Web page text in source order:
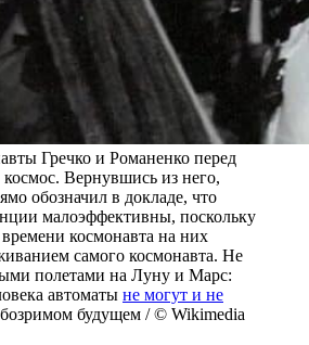
Гречко и Романенко перед
Вернувшись из него,
обозначил в докладе, что
малоэффективны, поскольку
космонавта на них
самого космонавта. Не
полетами на Луну и Марс:
автоматы не могут и не
будущем / © Wikimedia